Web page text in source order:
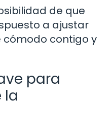
de que
a ajustar
cómodo contigo y
para
la